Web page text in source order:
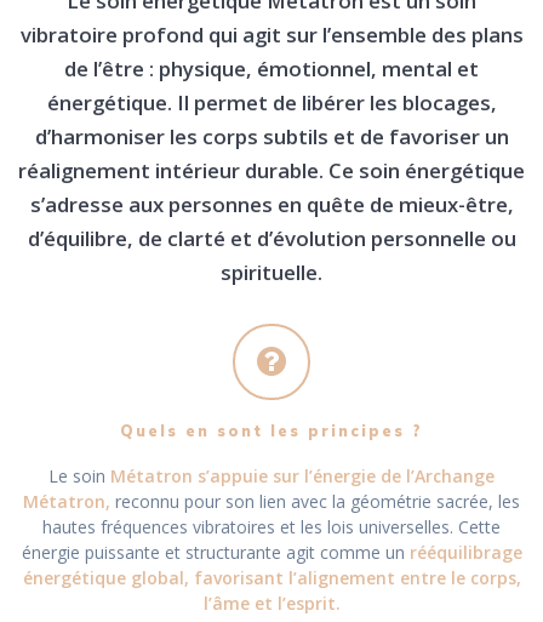
vibratoire profond qui agit sur l’ensemble des plans
de l’être : physique, émotionnel, mental et
énergétique. Il permet de libérer les blocages,
d’harmoniser les corps subtils et de favoriser un
réalignement intérieur durable. Ce soin énergétique
s’adresse aux personnes en quête de mieux-être,
d’équilibre, de clarté et d’évolution personnelle ou
spirituelle.
Quels en sont les principes ?
Le soin Métatron s’appuie sur l’énergie de l’Archange
Métatron, reconnu pour son lien avec la géométrie sacrée, les
hautes fréquences vibratoires et les lois universelles. Cette
énergie puissante et structurante agit comme un rééquilibrage
énergétique global, favorisant l’alignement entre le corps,
l’âme et l’esprit.